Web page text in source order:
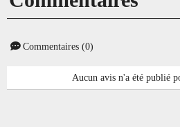
Commentaires (0)
Aucun avis n'a été publié